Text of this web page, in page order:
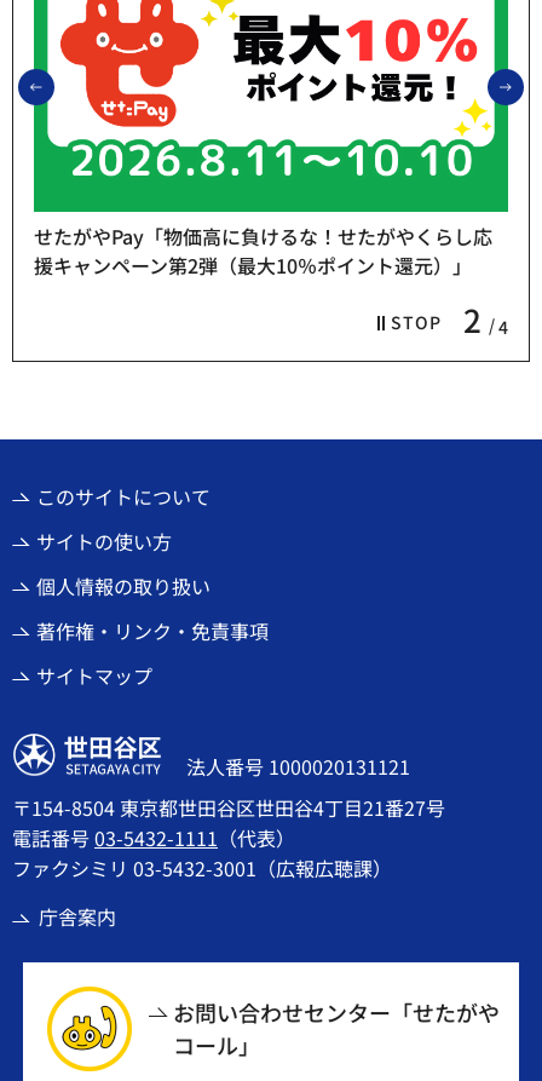
前のスライドを表示
STOP 2 4
せたがやPay「物価高に負けるな！せたがやくらし応
援キャンペーン第2弾（最大10％ポイント還元）」
このサイトについて
サイトの使い方
個人情報の取り扱い
著作権・リンク・免責事項
サイトマップ
世田谷区
法人番号 1000020131121
〒154-8504 東京都世田谷区世田谷4丁目21番27号
電話番号03-5432-1111 （代表）
ファクシミリ 03-5432-3001（広報広聴課）
庁舎案内
お問い合わせセンター「せたがや
コール」